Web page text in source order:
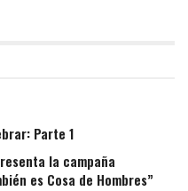
Parte 1
la campaña
es Cosa de Hombres”